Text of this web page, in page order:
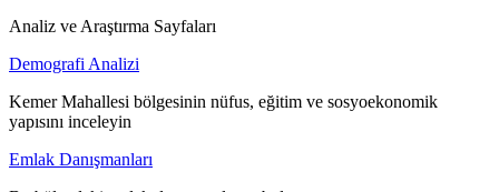
Analiz ve Araştırma Sayfaları
Demografi Analizi
Kemer Mahallesi bölgesinin nüfus, eğitim ve sosyoekonomik
yapısını inceleyin
Emlak Danışmanları